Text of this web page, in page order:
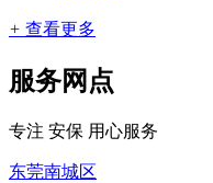
+ 查看更多
服务网点
专注 安保 用心服务
东莞南城区